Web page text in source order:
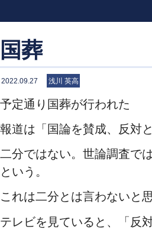
国葬
2022.09.27 浅川 英高
予定通り国葬が行われた
報道は「国論を賛成、反対
二分ではない。世論調査で
という。
これは二分とは言わないと思
テレビを見ていると、「反